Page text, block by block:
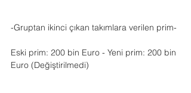
-Gruptan ikinci çıkan takımlara verilen prim-
Eski prim: 200 bin Euro - Yeni prim: 200 bin
Euro (Değiştirilmedi)